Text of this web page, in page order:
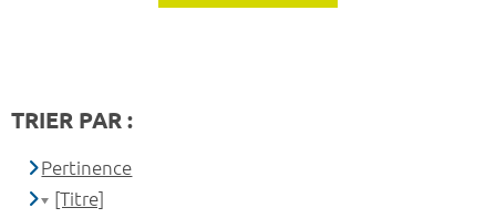
TRIER PAR :
Pertinence
[Titre]